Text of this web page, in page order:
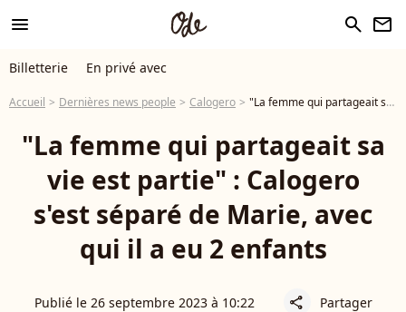
menu search newsletter
Billetterie En privé avec
Accueil Dernières news people Calogero "La femme qui partageait sa vie est partie" : Calogero s'est séparé de Marie, avec qui il a eu 2 enfants
"La femme qui partageait sa
vie est partie" : Calogero
s'est séparé de Marie, avec
qui il a eu 2 enfants
Publié le 26 septembre 2023 à 10:22 share Partager